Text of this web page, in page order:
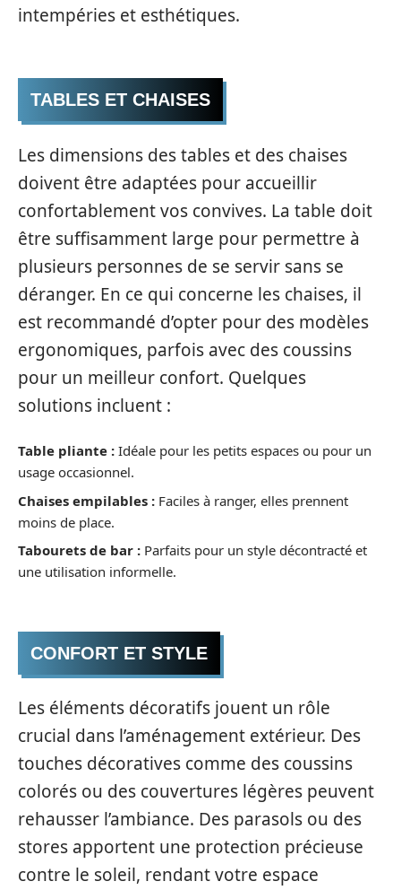
intempéries et esthétiques.
TABLES ET CHAISES
Les dimensions des tables et des chaises
doivent être adaptées pour accueillir
confortablement vos convives. La table doit
être suffisamment large pour permettre à
plusieurs personnes de se servir sans se
déranger. En ce qui concerne les chaises, il
est recommandé d’opter pour des modèles
ergonomiques, parfois avec des coussins
pour un meilleur confort. Quelques
solutions incluent :
Table pliante : Idéale pour les petits espaces ou pour un
usage occasionnel.
Chaises empilables : Faciles à ranger, elles prennent
moins de place.
Tabourets de bar : Parfaits pour un style décontracté et
une utilisation informelle.
CONFORT ET STYLE
Les éléments décoratifs jouent un rôle
crucial dans l’aménagement extérieur. Des
touches décoratives comme des coussins
colorés ou des couvertures légères peuvent
rehausser l’ambiance. Des parasols ou des
stores apportent une protection précieuse
contre le soleil, rendant votre espace